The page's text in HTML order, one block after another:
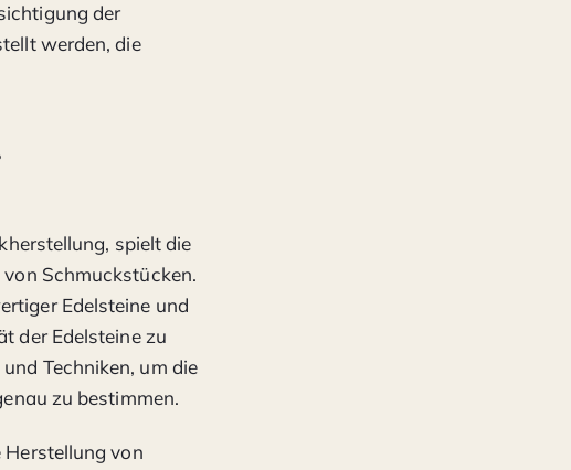
der
werden, die
spielt die
Schmuckstücken.
Edelsteine und
der Edelsteine zu
Techniken, um die
zu bestimmen.
Herstellung von